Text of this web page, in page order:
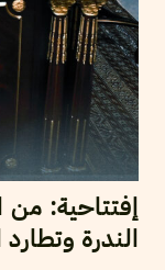
إفتتاحية: من
الندرة وتطارد